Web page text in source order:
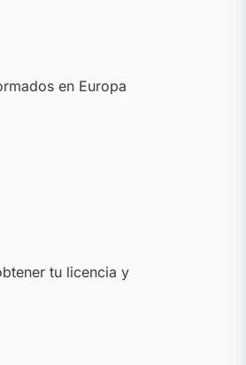
en Europa
tu licencia y